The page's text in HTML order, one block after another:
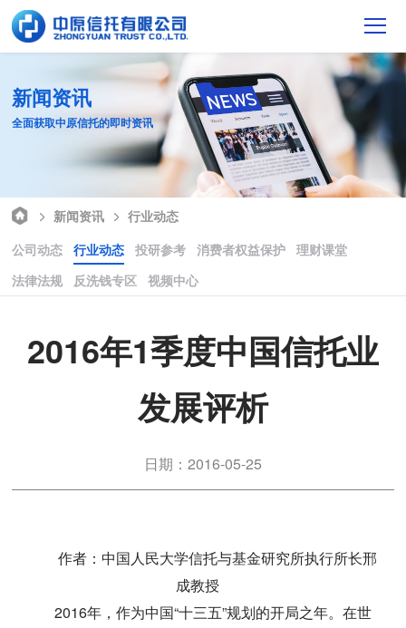
新闻资讯
全面获取中原信托的即时资讯
新闻资讯
行业动态
公司动态
行业动态 投研参考 消费者权益保护
理财课堂
法律法规
反洗钱专区 视频中心
2016年1季度中国信托业
发展评析
日期：2016-05-25
作者：中国人民大学信托与基金研究所执行所长邢
成教授
2016年，作为中国“十三五”规划的开局之年。在世